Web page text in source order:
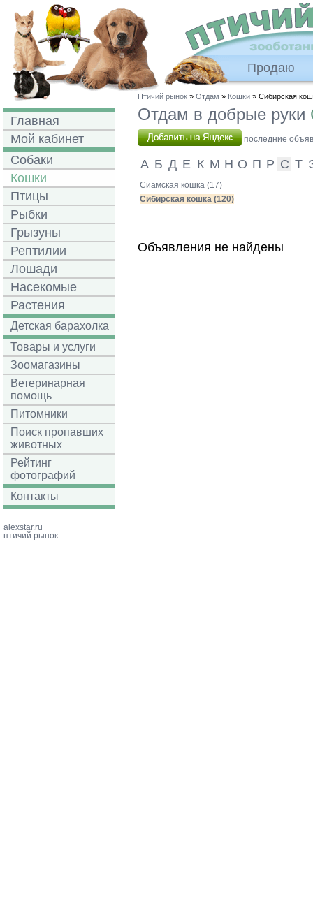
Продаю
Главная
Мой кабинет
Собаки
Кошки
Птицы
Рыбки
Грызуны
Рептилии
Лошади
Насекомые
Растения
Детская барахолка
Товары и услуги
Зоомагазины
Ветеринарная
помощь
Питомники
Поиск пропавших
животных
Рейтинг
фотографий
Контакты
Птичий рынок » Отдам » Кошки » Сибирская
Отдам в добрые руки
последние
А Б Д Е К М Н О П Р С Т
Сиамская кошка (17)
Сибирская кошка (120)
Объявления не найдены
alexstar.ru
птичий рынок